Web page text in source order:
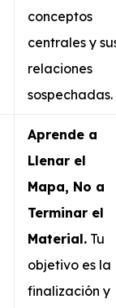
conceptos
centrales y
relaciones
sospechadas.
Aprende a
Llenar el
Mapa, No a
Terminar el
Material. Tu
objetivo es la
finalización y